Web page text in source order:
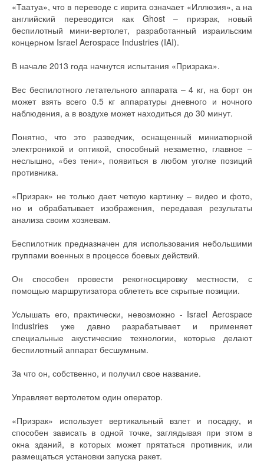
«Таатуа», что в переводе с иврита означает «Иллюзия», а на
английский переводится как Ghost – призрак, новый
беспилотный мини-вертолет, разработанный израильским
концерном Israel Aerospace Industries (IAI).
В начале 2013 года начнутся испытания «Призрака».
Вес беспилотного летательного аппарата – 4 кг, на борт он
может взять всего 0.5 кг аппаратуры дневного и ночного
наблюдения, а в воздухе может находиться до 30 минут.
Понятно, что это разведчик, оснащенный миниатюрной
электроникой и оптикой, способный незаметно, главное –
неслышно, «без тени», появиться в любом уголке позиций
противника.
«Призрак» не только дает четкую картинку – видео и фото,
но и обрабатывает изображения, передавая результаты
анализа своим хозяевам.
Беспилотник предназначен для использования небольшими
группами военных в процессе боевых действий.
Он способен провести рекогносцировку местности, с
помощью маршрутизатора облететь все скрытые позиции.
Услышать его, практически, невозможно - Israel Aerospace
Industries уже давно разрабатывает и применяет
специальные акустические технологии, которые делают
беспилотный аппарат бесшумным.
За что он, собственно, и получил свое название.
Управляет вертолетом один оператор.
«Призрак» использует вертикальный взлет и посадку, и
способен зависать в одной точке, заглядывая при этом в
окна зданий, в которых может прятаться противник, или
размещаться установки запуска ракет.